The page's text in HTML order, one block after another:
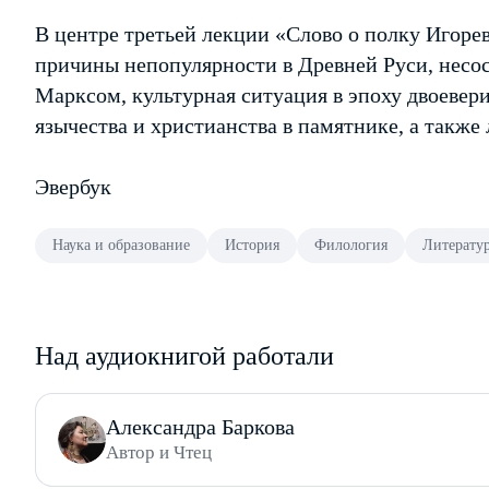
В центре третьей лекции «Слово о полку
причины непопулярности в Древней Руси,
Марксом, культурная ситуация в эпоху
язычества и христианства в памятнике, а
Эвербук
Наука и образование История Филология
Над аудиокнигой работали
Александра Баркова
Автор и Чтец